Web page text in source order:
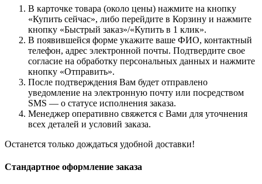
В карточке товара (около цены) нажмите на кнопку
«Купить сейчас», либо перейдите в Корзину и нажмите
кнопку «Быстрый заказ»/«Купить в 1 клик».
В появившейся форме укажите ваше ФИО, контактный
телефон, адрес электронной почты. Подтвердите свое
согласие на обработку персональных данных и нажмите
кнопку «Отправить».
После подтверждения Вам будет отправлено
уведомление на электронную почту или посредством
SMS — о статусе исполнения заказа.
Менеджер оперативно свяжется с Вами для уточнения
всех деталей и условий заказа.
Останется только дождаться удобной доставки!
Стандартное оформление заказа